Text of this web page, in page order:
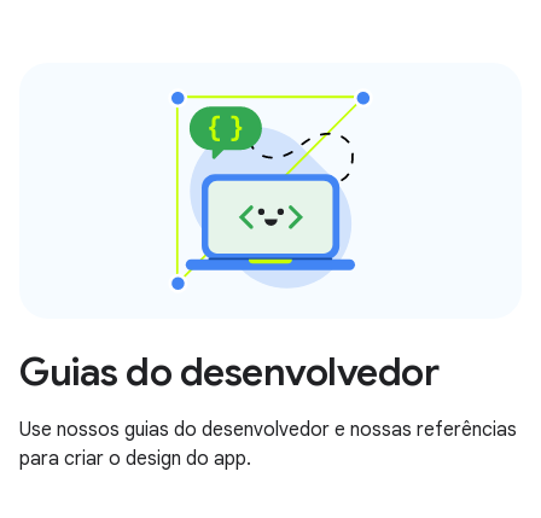
Guias do desenvolvedor
Use nossos guias do desenvolvedor e nossas referências
para criar o design do app.